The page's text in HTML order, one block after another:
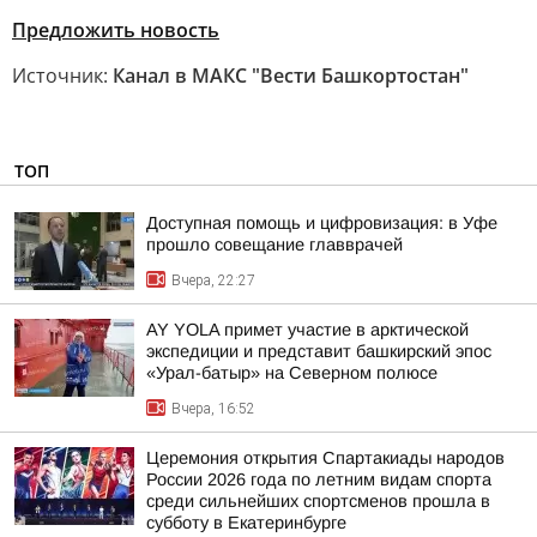
Предложить новость
Источник: Канал в МАКС "Вести Башкортостан"
ТОП
Доступная помощь и цифровизация: в Уфе
прошло совещание главврачей
Вчера, 22:27
AY YOLA примет участие в арктической
экспедиции и представит башкирский эпос
«Урал-батыр» на Северном полюсе
Вчера, 16:52
Церемония открытия Спартакиады народов
России 2026 года по летним видам спорта
среди сильнейших спортсменов прошла в
субботу в Екатеринбурге